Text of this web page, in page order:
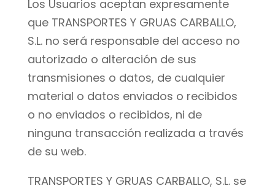
Los Usuarios aceptan expresamente
que TRANSPORTES Y GRUAS CARBALLO,
S.L. no será responsable del acceso no
autorizado o alteración de sus
transmisiones o datos, de cualquier
material o datos enviados o recibidos
o no enviados o recibidos, ni de
ninguna transacción realizada a través
de su web.
TRANSPORTES Y GRUAS CARBALLO, S.L. se